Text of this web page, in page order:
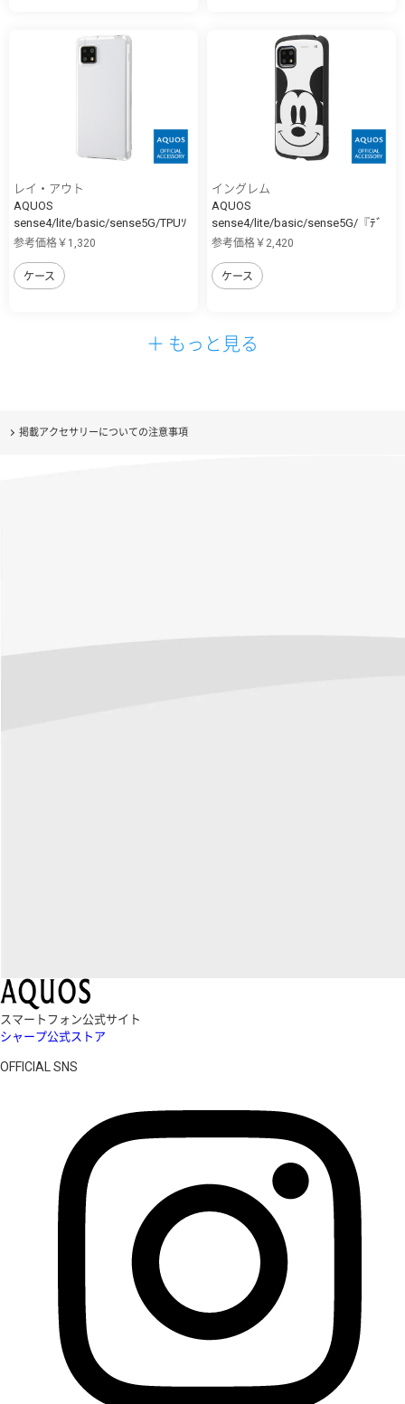
レイ・アウト
AQUOS
sense4/lite/basic/sense5G/TPUｿ
ﾌ...
参考価格￥1,320
ケース
イングレム
AQUOS
sense4/lite/basic/sense5G/『ﾃﾞ
ｨ...
参考価格￥2,420
ケース
＋ もっと見る
掲載アクセサリーについての注意事項
スマートフォン公式サイト
シャープ公式ストア
OFFICIAL SNS